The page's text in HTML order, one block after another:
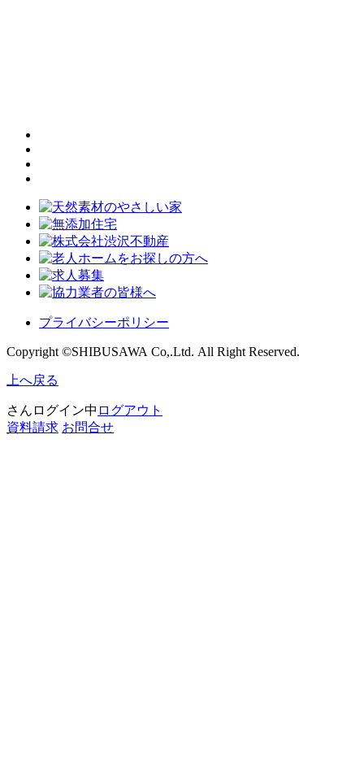
プライバシーポリシー
Copyright ©SHIBUSAWA Co,.Ltd. All Right Reserved.
上へ戻る
さんログイン中 ログアウト
資料請求 お問合せ